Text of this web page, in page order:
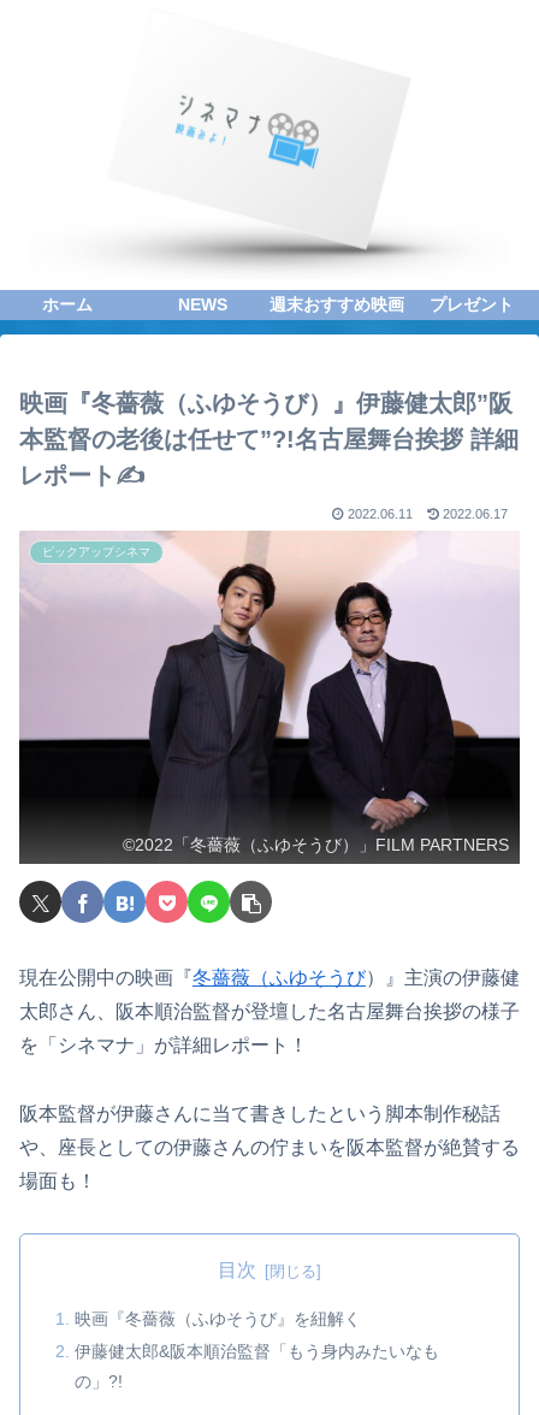
ホーム NEWS 週末おすすめ映画 プレゼント
映画『冬薔薇（ふゆそうび）』伊藤健太郎”阪
本監督の老後は任せて”?!名古屋舞台挨拶 詳細
レポート✍
2022.06.11 2022.06.17
ピックアップシネマ
©2022「冬薔薇（ふゆそうび）」FILM PARTNERS
現在公開中の映画『 冬薔薇（ふゆそうび）』主演の伊藤健
太郎さん、阪本順治監督が登壇した名古屋舞台挨拶の様子
を「シネマナ」が詳細レポート！
阪本監督が伊藤さんに当て書きしたという脚本制作秘話
や、座長としての伊藤さんの佇まいを阪本監督が絶賛する
場面も！
目次
映画『冬薔薇（ふゆそうび』を紐解く
伊藤健太郎&阪本順治監督「もう身内みたいなも
の」?!